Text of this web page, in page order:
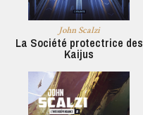
John Scalzi
La Société protectrice des
Kaijus